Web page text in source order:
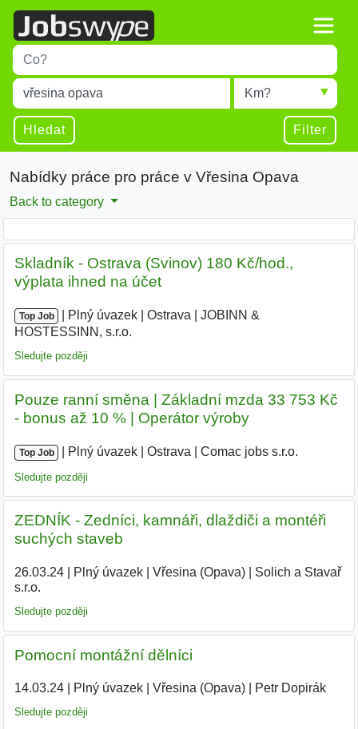
Title
Type 1 or more characters for results.
Místo
Type 1 or more characters for results.
Radius
Hledat Filter
Nabídky práce pro práce v Vřesina Opava
Back to category
Skladník - Ostrava (Svinov) 180 Kč/hod.,
výplata ihned na účet
Top Job Plný úvazek Ostrava
JOBINN &
HOSTESSINN, s.r.o.
Sledujte později
Pouze ranní směna | Základní mzda 33 753 Kč
- bonus až 10 % | Operátor výroby
Top Job Plný úvazek Ostrava Comac jobs s.r.o.
Sledujte později
ZEDNÍK - Zedníci, kamnáři, dlaždiči a montéři
suchých staveb
26.03.24| Plný úvazek| Vřesina (Opava)|
Solich a Stavař
s.r.o.
Sledujte později
Pomocní montážní dělníci
14.03.24| Plný úvazek| Vřesina (Opava)| Petr Dopirák|
Sledujte později